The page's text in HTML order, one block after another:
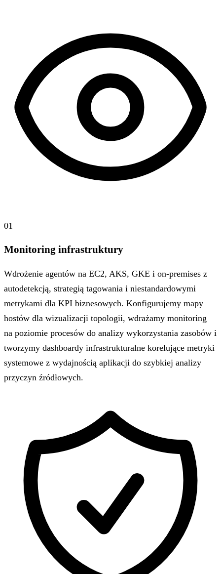
01
Monitoring infrastruktury
Wdrożenie agentów na EC2, AKS, GKE i on-premises z
autodetekcją, strategią tagowania i niestandardowymi
metrykami dla KPI biznesowych. Konfigurujemy mapy
hostów dla wizualizacji topologii, wdrażamy monitoring
na poziomie procesów do analizy wykorzystania zasobów i
tworzymy dashboardy infrastrukturalne korelujące metryki
systemowe z wydajnością aplikacji do szybkiej analizy
przyczyn źródłowych.